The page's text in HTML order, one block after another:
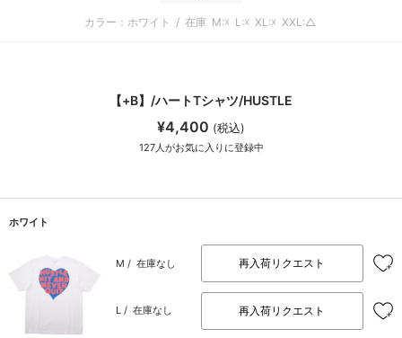
カラー：ホワイト / 在庫 M:☓ L:☓ XL:☓ XXL:△
【+B】/ハートTシャツ/HUSTLE
¥4,400 (税込)
127人がお気に入りに登録中
ホワイト
M / 在庫なし 再入荷リクエスト
L / 在庫なし 再入荷リクエスト